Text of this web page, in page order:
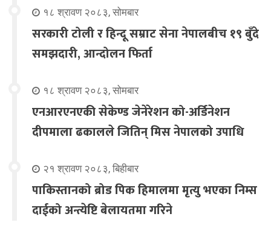
१८ श्रावण २०८३, सोमबार
सरकारी टोली र हिन्दू सम्राट सेना नेपालबीच १९ बुँदे
समझदारी, आन्दोलन फिर्ता
१८ श्रावण २०८३, सोमबार
एनआरएनएकी सेकेण्ड जेनेरेशन को-अर्डिनेशन
दीपमाला ढकालले जितिन् मिस नेपालको उपाधि
२१ श्रावण २०८३, बिहीबार
पाकिस्तानको ब्रोड पिक हिमालमा मृत्यु भएका निम्स
दाईको अन्त्येष्टि बेलायतमा गरिने